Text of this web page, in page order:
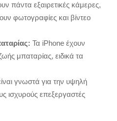
πάντα εξαιρετικές κάμερες,
φωτογραφίες και βίντεο
Τα iPhone έχουν
μπαταρίας, ειδικά τα
γνωστά για την υψηλή
ισχυρούς επεξεργαστές